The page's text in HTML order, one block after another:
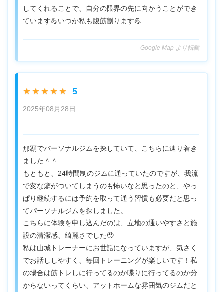
してくれることで、自分の限界の先に向かうことができ
ています💪いつか私も腹筋割ります💪
Google Map より転載
★★★★★ 5
2025年08月28日
那覇でパーソナルジムを探していて、こちらに辿り着き
ました＾＾
もともと、24時間制のジムに通っていたのですが、我流
で変な癖がついてしまうのも怖いなと思ったのと、やっ
ぱり継続するには予約を取って通う習慣も必要だと思っ
てパーソナルジムを探しました。
こちらに体験を申し込んだのは、立地の通いやすさと施
設の清潔感、綺麗さでした🥹
私は山城トレーナーにお世話になっていますが、気さく
でお話ししやすく、毎回トレーニングが楽しいです！私
の場合は筋トレしに行ってるのか喋りに行ってるのか分
からないってくらい、アットホームな雰囲気のジムだと